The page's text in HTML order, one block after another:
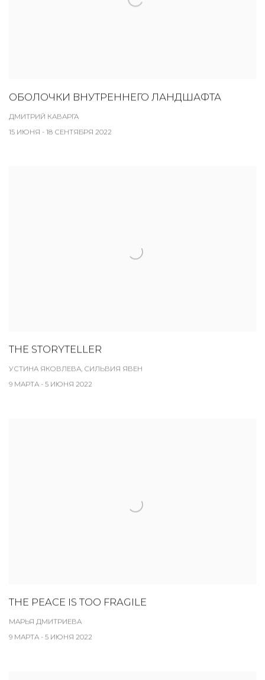
ОБОЛОЧКИ ВНУТРЕННЕГО ЛАНДШАФТА
ДМИТРИЙ КАВАРГА
15 ИЮНЯ - 18 СЕНТЯБРЯ 2022
THE STORYTELLER
УСТИНА ЯКОВЛЕВА, СИЛЬВИЯ ЯВЕН
9 МАРТА - 5 ИЮНЯ 2022
THE PEACE IS TOO FRAGILE
МАРЬЯ ДМИТРИЕВА
9 МАРТА - 5 ИЮНЯ 2022